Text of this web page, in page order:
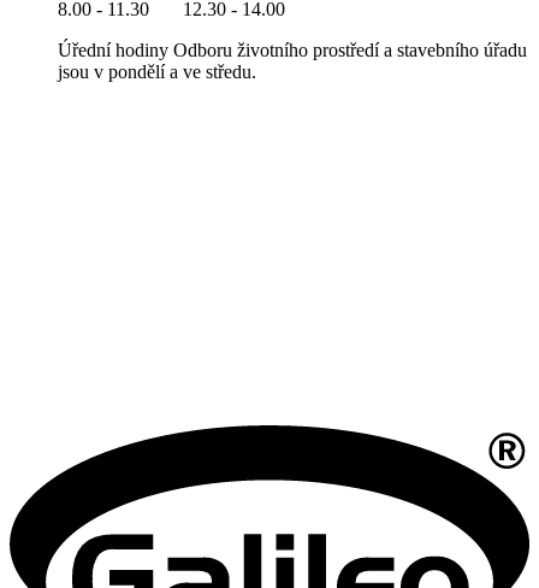
8.00 - 11.30 12.30 - 14.00
Úřední hodiny Odboru životního prostředí a stavebního úřadu
jsou v pondělí a ve středu.